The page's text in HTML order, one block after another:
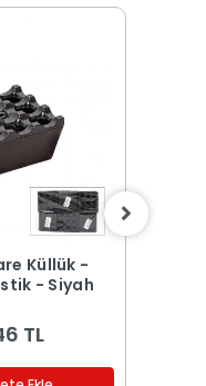
Küllük -
- Siyah
TL